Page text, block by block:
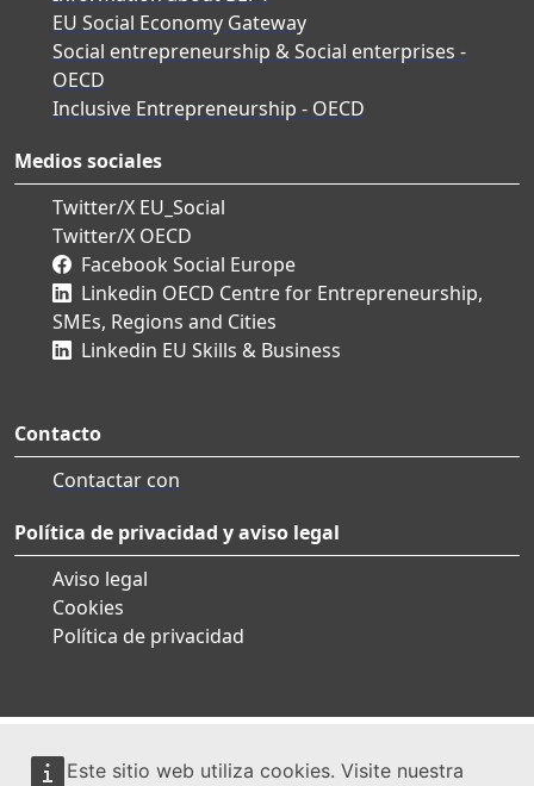
Este sitio web utiliza cookies. Visite nuestra
EU Social Economy Gateway
Social entrepreneurship & Social enterprises -
OECD
Inclusive Entrepreneurship - OECD
Medios sociales
Twitter/X EU_Social
Twitter/X OECD
Facebook Social Europe
Linkedin OECD Centre for Entrepreneurship,
SMEs, Regions and Cities
Linkedin EU Skills & Business
Contacto
Contactar con
Política de privacidad y aviso legal
Aviso legal
Cookies
Política de privacidad